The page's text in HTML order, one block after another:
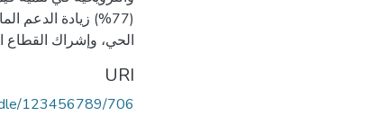
(77%) زيادة الدعم
الحي، وإشراك
URI
123456789/706